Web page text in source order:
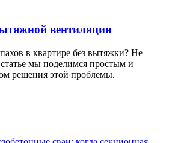
вентиляции
в квартире без вытяжки? Не
мы поделимся простым и
решения этой проблемы.